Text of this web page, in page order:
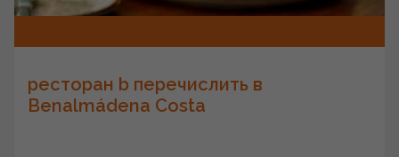
ресторан b перечислить в
Benalmádena Costa